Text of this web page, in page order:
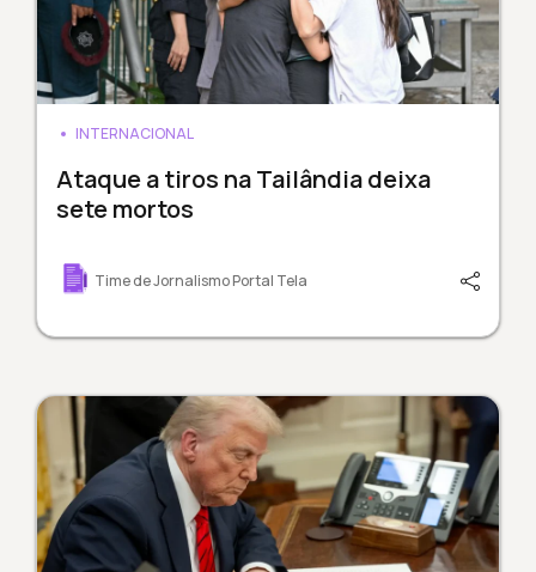
INTERNACIONAL
Ataque a tiros na Tailândia deixa
sete mortos
Time de Jornalismo Portal Tela